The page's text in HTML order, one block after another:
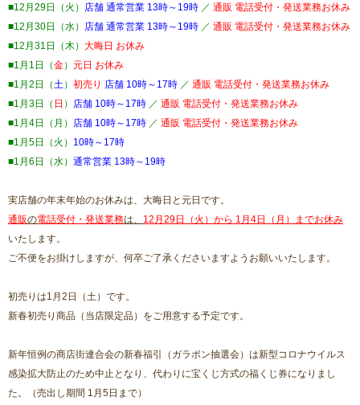
■12月29日（火）
店舗 通常営業 13時～19時 ／ 通販 電話受付・発送業務お休み
■12月30日（水）
店舗 通常営業 13時～19時 ／ 通販 電話受付・発送業務お休み
■12月31日（木） 大晦日 お休み
■1月1日（金） 元日 お休み
■1月2日（ 土 ） 初売り 店舗 10時～17時 ／ 通販 電話受付・発送業務お休み
■1月3日（ 日 ） 店舗 10時～17時 ／ 通販 電話受付・発送業務お休み
■1月4日（月）
店舗 10時～17時 ／ 通販 電話受付・発送業務お休み
■1月5日（火） 10時～17時
■1月6日（水） 通常営業 13時～19時
実店舗の年末年始のお休みは、大晦日と元日です。
通販の電話受付・発送業務は、 12月29日（火）から 1月4日（月）までお休み
いたします。
ご不便をお掛けしますが、何卒ご了承くださいますようお願いいたします。
初売りは1月2日（土）です。
新春初売り商品（当店限定品）をご用意する予定です。
新年恒例の商店街連合会の新春福引（ガラポン抽選会）は新型コロナウイルス
感染拡大防止のため中止となり、代わりに宝くじ方式の福くじ券になりまし
た。（売出し期間 1月5日まで）